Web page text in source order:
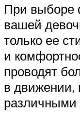
При выборе
вашей
только ее
и
проводят
в движении,
различными